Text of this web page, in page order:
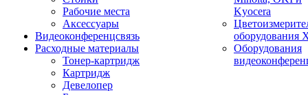
Рабочие места
Аксессуары
Видеоконференцсвязь
Расходные материалы
Тонер-картридж
Картридж
Девелопер
Kyocera
оборудования
Оборудования